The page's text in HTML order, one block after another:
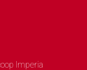
Imperia